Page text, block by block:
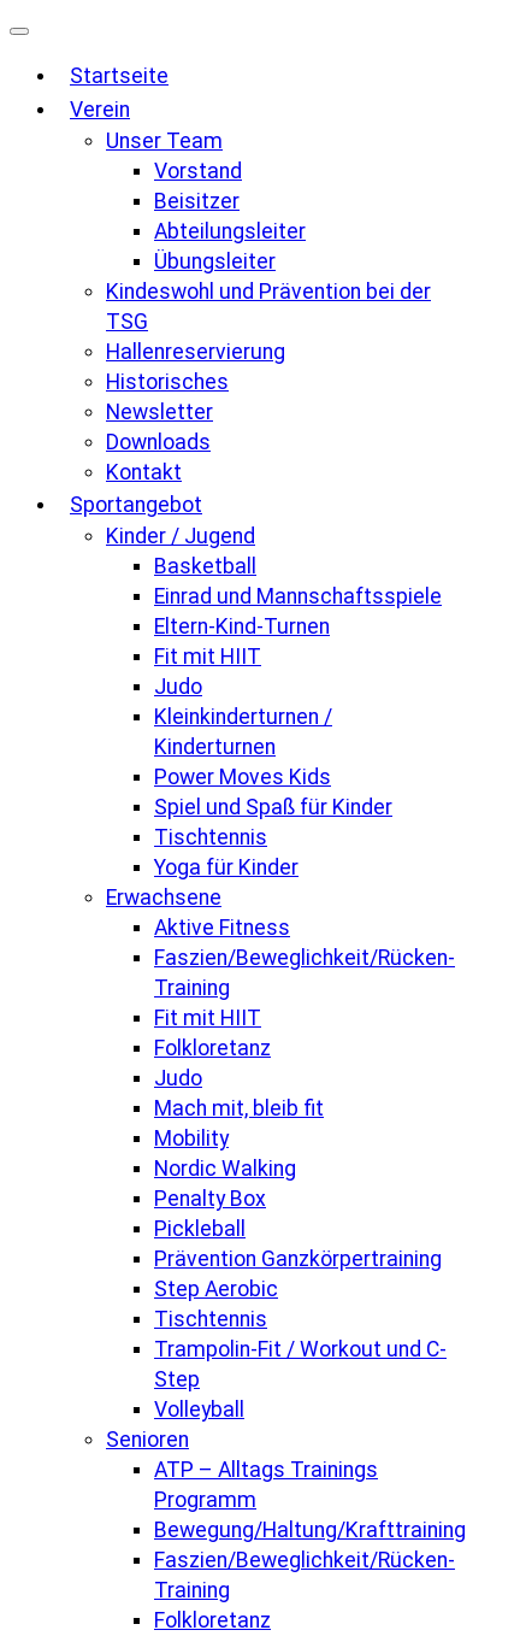
Zum
springenStartseite
Verein
Unser Team
Vorstand
Beisitzer
Abteilungsleiter
Übungsleiter
Kindeswohl und Prävention bei der
TSG
Hallenreservierung
Historisches
Newsletter
Downloads
Kontakt
Sportangebot
Kinder / Jugend
Basketball
Einrad und Mannschaftsspiele
Eltern-Kind-Turnen
Fit mit HIIT
Judo
Kleinkinderturnen /
Kinderturnen
Power Moves Kids
Spiel und Spaß für Kinder
Tischtennis
Yoga für Kinder
Erwachsene
Aktive Fitness
Faszien/Beweglichkeit/Rücken-
Training
Fit mit HIIT
Folkloretanz
Judo
Mach mit, bleib fit
Mobility
Nordic Walking
Penalty Box
Pickleball
Prävention Ganzkörpertraining
Step Aerobic
Tischtennis
Trampolin-Fit / Workout und C-
Step
Volleyball
Senioren
ATP – Alltags Trainings
Programm
Bewegung/Haltung/Krafttraining
Faszien/Beweglichkeit/Rücken-
Training
Folkloretanz